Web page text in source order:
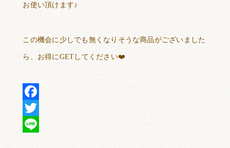
お使い頂けます♪
この機会に少しでも無くなりそうな商品がございました
ら、お得に GET してください❤️
Facebook
Twitter